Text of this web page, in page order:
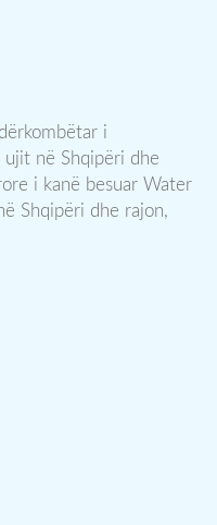
i
në Shqipëri dhe
i kanë besuar Water
Shqipëri dhe rajon,